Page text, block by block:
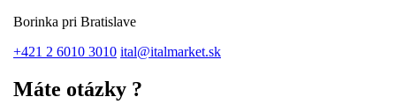
Borinka pri Bratislave
+421 2 6010 3010 ital@italmarket.sk
Máte otázky ?